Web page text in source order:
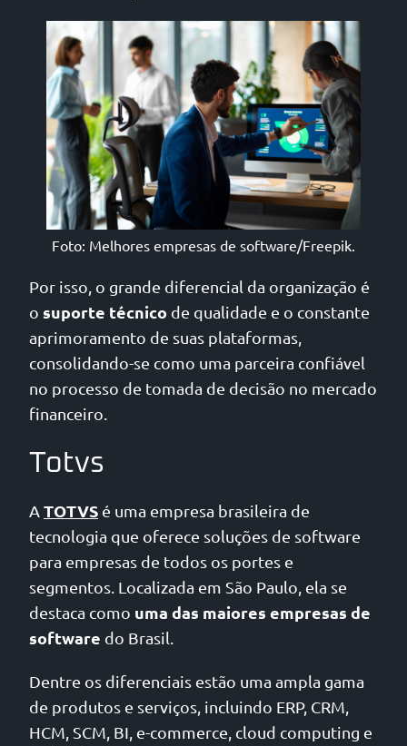
Foto: Melhores empresas de software/Freepik.
Por isso, o grande diferencial da organização é
o suporte técnico de qualidade e o constante
aprimoramento de suas plataformas,
consolidando-se como uma parceira confiável
no processo de tomada de decisão no mercado
financeiro.
Totvs
A TOTVS é uma empresa brasileira de
tecnologia que oferece soluções de software
para empresas de todos os portes e
segmentos. Localizada em São Paulo, ela se
destaca como uma das maiores empresas de
software do Brasil.
Dentre os diferenciais estão uma ampla gama
de produtos e serviços, incluindo ERP, CRM,
HCM, SCM, BI, e-commerce, cloud computing e